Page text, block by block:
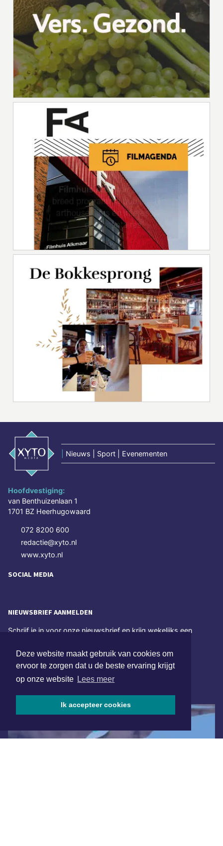
Deze website maakt gebruik van cookies om
ervoor te zorgen dat u de beste ervaring krijgt
op onze website Lees meer
Ik accepteer cookies
Nieuws | Sport | Evenementen
Hoofdvestiging:
van Benthuizenlaan 1
1701 BZ Heerhugowaard
072 8200 600
redactie@xyto.nl
www.xyto.nl
SOCIAL MEDIA
NIEUWSBRIEF AANMELDEN
Schrijf je in voor onze nieuwsbrief en krijg wekelijks een
Aanmelden